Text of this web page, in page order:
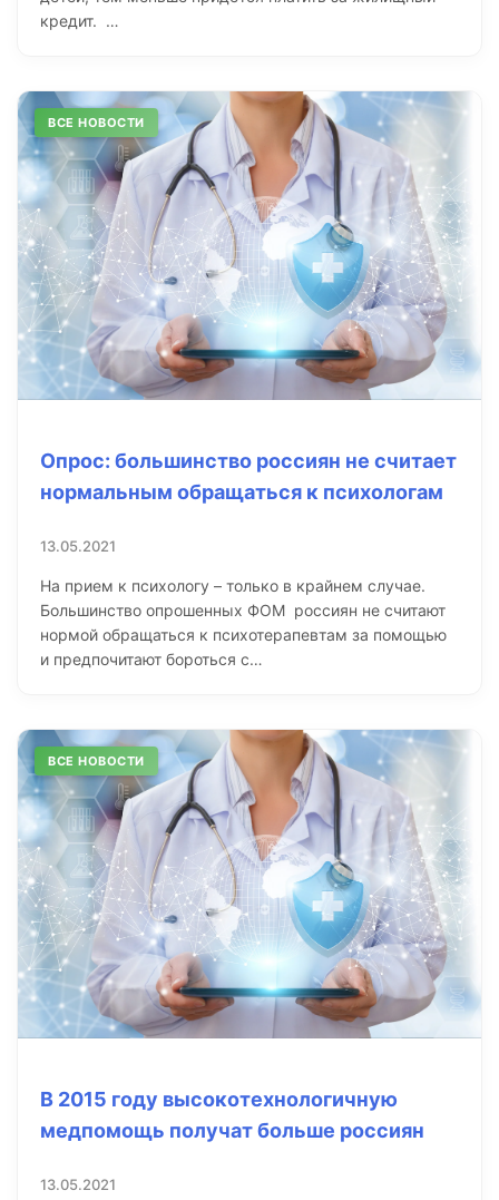
кредит. …
ВСЕ НОВОСТИ
Опрос: большинство россиян не считает
нормальным обращаться к психологам
13.05.2021
На прием к психологу – только в крайнем случае.
Большинство опрошенных ФОМ россиян не считают
нормой обращаться к психотерапевтам за помощью
и предпочитают бороться с…
ВСЕ НОВОСТИ
В 2015 году высокотехнологичную
медпомощь получат больше россиян
13.05.2021